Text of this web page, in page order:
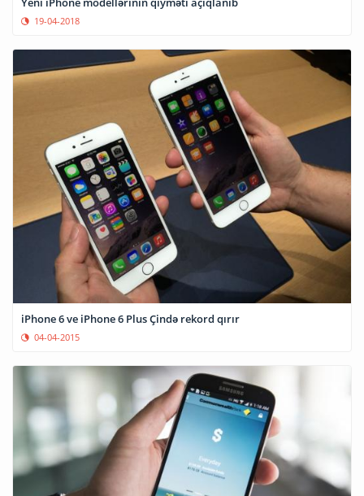
19-04-2018
iPhone 6 ve iPhone 6 Plus Çində rekord qırır
04-04-2015